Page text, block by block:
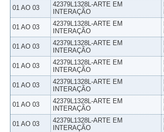
01 AO 03
42379L1328L-ARTE EM
INTERAÇÃO
01 AO 03
42379L1328L-ARTE EM
INTERAÇÃO
01 AO 03
42379L1328L-ARTE EM
INTERAÇÃO
01 AO 03
42379L1328L-ARTE EM
INTERAÇÃO
01 AO 03
42379L1328L-ARTE EM
INTERAÇÃO
01 AO 03
42379L1328L-ARTE EM
INTERAÇÃO
01 AO 03
42379L1328L-ARTE EM
INTERAÇÃO